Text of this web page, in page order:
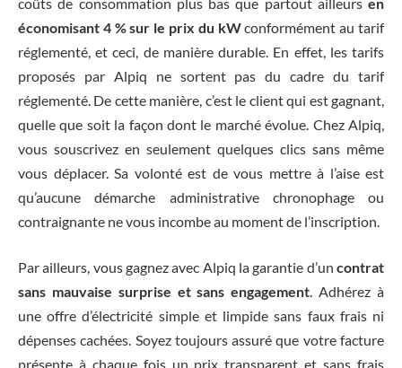
économisant 4 % sur le prix du kWconformément au tarif
réglementé, et ceci, de manière durable. En effet, les tarifs
proposés par Alpiq ne sortent pas du cadre du tarif
réglementé. De cette manière, c’est le client qui est gagnant,
quelle que soit la façon dont le marché évolue. Chez Alpiq,
vous souscrivez en seulement quelques clics sans même
vous déplacer. Sa volonté est de vous mettre à l’aise est
qu’aucune démarche administrative chronophage ou
contraignante ne vous incombe au moment de l’inscription.
Par ailleurs, vous gagnez avec Alpiq la garantie d’un contrat
sans mauvaise surprise et sans engagement. Adhérez à
une offre d’électricité simple et limpide sans faux frais ni
dépenses cachées. Soyez toujours assuré que votre facture
présente à chaque fois un prix transparent et sans frais